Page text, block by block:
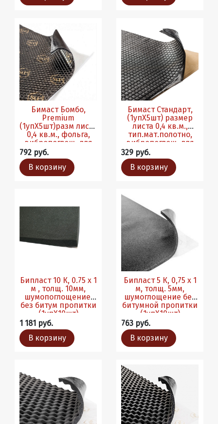
Бимаст Бомбо,
Premium
(1упХ5шт)разм листа
0,4 кв.м., фольга,
вибропоглощ. для
днища и арок
792 руб.
В корзину
Бимаст Стандарт,
(1упХ5шт) размер
листа 0,4 кв.м.,
тип.мат.полотно,
вибропоглощ. для
днища и арок
329 руб.
В корзину
Бипласт 10 К, 0.75 х 1
м , толщ. 10мм,
шумопоглощение,
без битум пропитки
(1упХ10шт)
1 181 руб.
В корзину
Бипласт 5 К, 0,75 х 1
м, толщ. 5мм,
шумоглощение без
битумной пропитки
(1упХ10шт)
763 руб.
В корзину